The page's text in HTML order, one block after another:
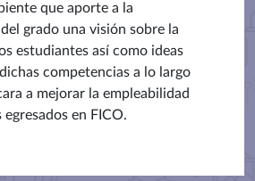
que aporte a la
grado una visión sobre la
estudiantes así como ideas
competencias a lo largo
a mejorar la empleabilidad
en FICO.